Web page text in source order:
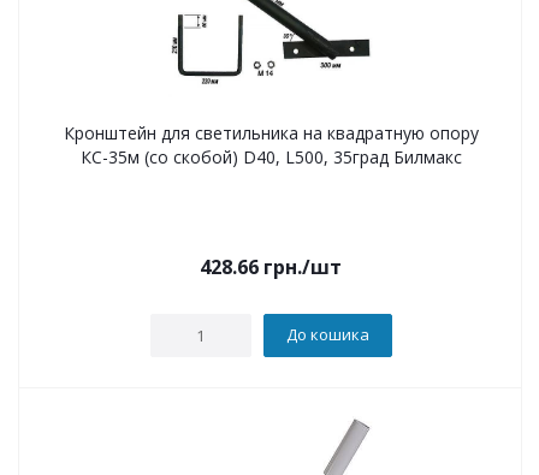
Кронштейн для светильника на квадратную опору
КС-35м (со скобой) D40, L500, 35град Билмакс
428.66 грн./шт
До кошика